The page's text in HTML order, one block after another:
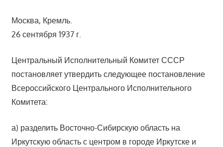
Москва, Кремль.
26 сентября 1937 г.
Центральный Исполнительный Комитет СССР
постановляет утвердить следующее постановление
Всероссийского Центрального Исполнительного
Комитета:
а) разделить Восточно-Сибирскую область на
Иркутскую область с центром в городе Иркутске и